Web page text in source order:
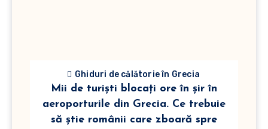
Ghiduri de călătorie în Grecia
Mii de turiști blocați ore în șir în
aeroporturile din Grecia. Ce trebuie
să știe românii care zboară spre